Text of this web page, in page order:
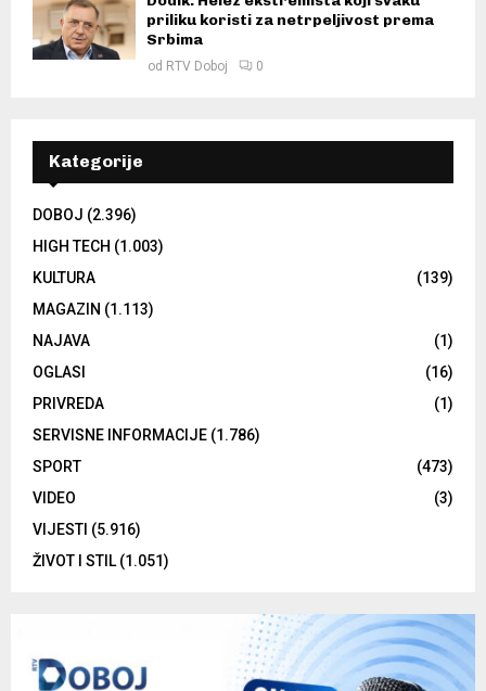
priliku koristi za netrpeljivost prema
Srbima
od RTV Doboj 0
Kategorije
DOBOJ (2.396)
HIGH TECH (1.003)
KULTURA
(139)
MAGAZIN (1.113)
NAJAVA
(1)
OGLASI
(16)
PRIVREDA
(1)
SERVISNE INFORMACIJE (1.786)
SPORT
(473)
VIDEO
(3)
VIJESTI (5.916)
ŽIVOT I STIL (1.051)